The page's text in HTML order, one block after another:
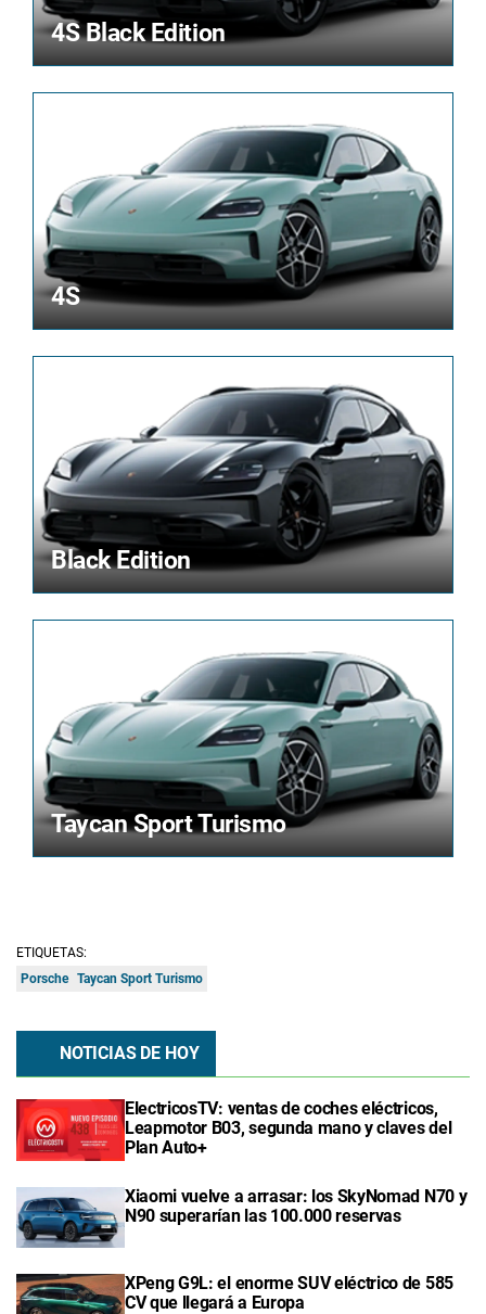
4S Black Edition
4S
Black Edition
Taycan Sport Turismo
ETIQUETAS:
Porsche Taycan Sport Turismo
NOTICIAS DE HOY
ElectricosTV: ventas de coches eléctricos,
Leapmotor B03, segunda mano y claves del
Plan Auto+
Xiaomi vuelve a arrasar: los SkyNomad N70 y
N90 superarían las 100.000 reservas
XPeng G9L: el enorme SUV eléctrico de 585
CV que llegará a Europa